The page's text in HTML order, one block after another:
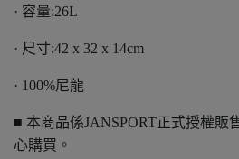
· 容量:26L
· 尺寸:42 x 32 x 14cm
· 100%尼龍
■ 本商品係JANSPORT正式授權販
心購買。